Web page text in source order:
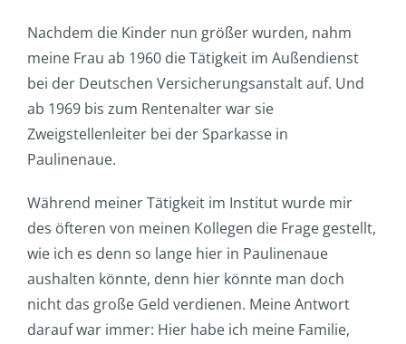
Nachdem die Kinder nun größer wurden, nahm
meine Frau ab 1960 die Tätigkeit im Außendienst
bei der Deutschen Versicherungsanstalt auf. Und
ab 1969 bis zum Rentenalter war sie
Zweigstellenleiter bei der Sparkasse in
Paulinenaue.
Während meiner Tätigkeit im Institut wurde mir
des öfteren von meinen Kollegen die Frage gestellt,
wie ich es denn so lange hier in Paulinenaue
aushalten könnte, denn hier könnte man doch
nicht das große Geld verdienen. Meine Antwort
darauf war immer: Hier habe ich meine Familie,